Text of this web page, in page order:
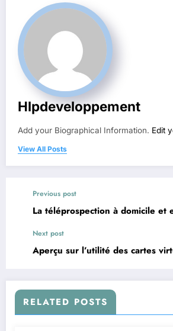
Hlpdeveloppement
Add your Biographical Information. Edit
View All Posts
Previous post
La téléprospection à domicile et
Next post
Aperçu sur l’utilité des cartes
RELATED POSTS